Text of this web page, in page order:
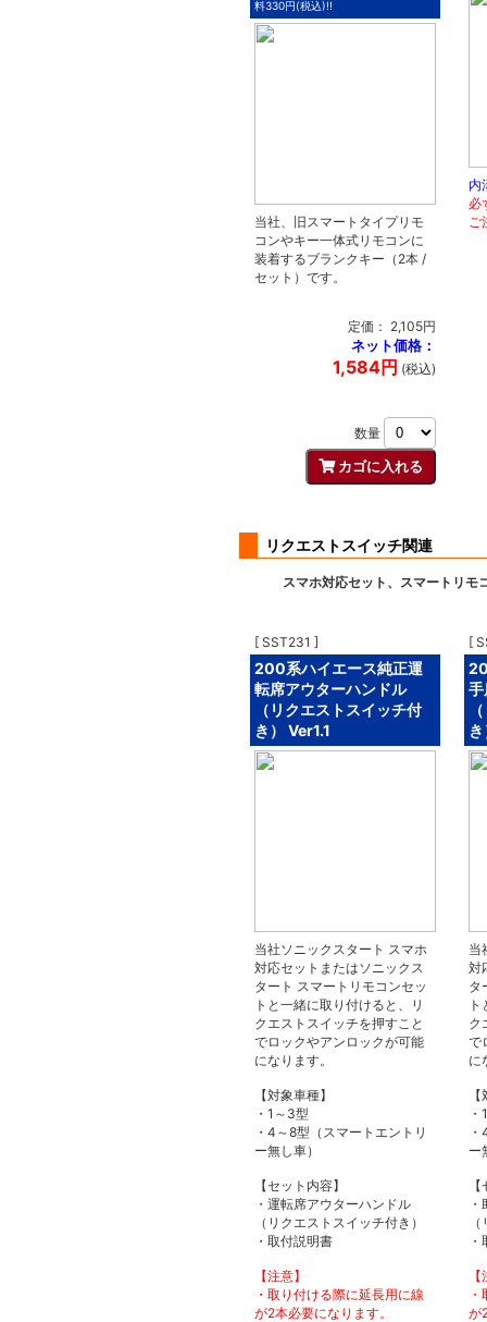
料330円(税込)!!
当社、旧スマートタイプリモ
コンやキー一体式リモコンに
装着するブランクキー（2本 /
セット）です。
定価： 2,105円
ネット価格：
1,584円 (税込)
数量
内
必
ご
リクエストスイッチ関連
スマホ対応セット、スマートリモコ
[ SST231 ]
200系ハイエース純正運
転席アウターハンドル
（リクエストスイッチ付
き） Ver1.1
当社ソニックスタート スマホ
対応セットまたはソニックス
タート スマートリモコンセッ
トと一緒に取り付けると、リ
クエストスイッチを押すこと
でロックやアンロックが可能
になります。
【対象車種】
・1～3型
・4～8型（スマートエントリ
ー無し車）
【セット内容】
・運転席アウターハンドル
（リクエストスイッチ付き）
・取付説明書
【注意】
・取り付ける際に延長用に線
が2本必要になります。
[
手
当
対
タ
ク
で
に
ー
が